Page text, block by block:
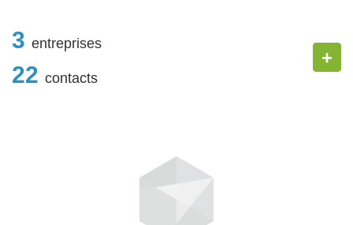
3 entreprises
22 contacts
+